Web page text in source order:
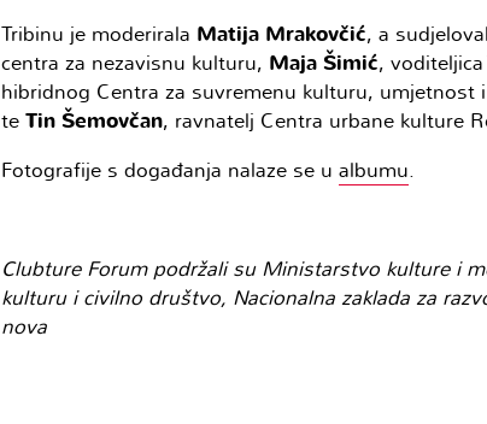
Tribinu je moderirala Matija Mrakovčić, a
centra za nezavisnu kulturu, Maja Šimić,
hibridnog Centra za suvremenu kulturu, umjetnost
teTin Šemovčan, ravnatelj Centra urbane kulture
Fotografije s događanja nalaze se ualbumu.
Clubture Forum podržali su Ministarstvo kulture i
kulturu i civilno društvo, Nacionalna zaklada za
nova